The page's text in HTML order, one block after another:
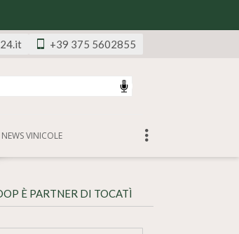
+39 375 5602855
NEWS VINICOLE
È PARTNER DI TOCATÌ